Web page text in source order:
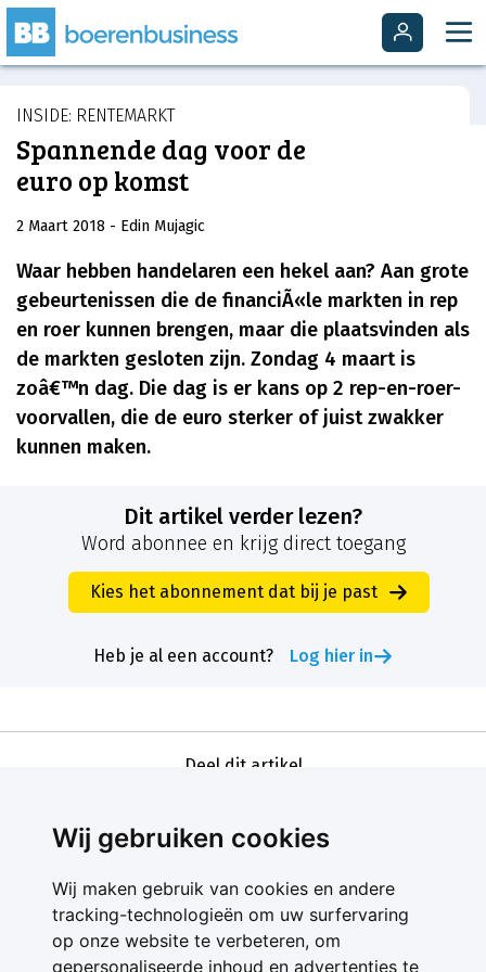
Wij gebruiken cookies
Wij maken gebruik van cookies en andere
tracking-technologieën om uw surfervaring
op onze website te verbeteren, om
gepersonaliseerde inhoud en advertenties te
INSIDE: RENTEMARKT
Spannende dag voor de
euro op komst
2 Maart 2018 - Edin Mujagic
Waar hebben handelaren een hekel aan? Aan grote
gebeurtenissen die de financiÃ«le markten in rep
en roer kunnen brengen, maar die plaatsvinden als
de markten gesloten zijn. Zondag 4 maart is
zoâ€™n dag. Die dag is er kans op 2 rep-en-roer-
voorvallen, die de euro sterker of juist zwakker
kunnen maken.
Dit artikel verder lezen?
Word abonnee en krijg direct toegang
Kies het abonnement dat bij je past
Heb je al een account? Log hier in
Deel dit artikel